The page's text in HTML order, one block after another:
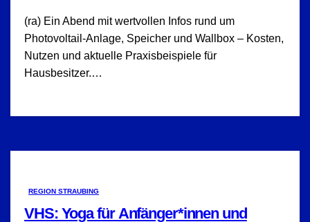
(ra) Ein Abend mit wertvollen Infos rund um
Photovoltail-Anlage, Speicher und Wallbox – Kosten,
Nutzen und aktuelle Praxisbeispiele für
Hausbesitzer.…
REGION STRAUBING
VHS: Yoga für Anfänger*innen und